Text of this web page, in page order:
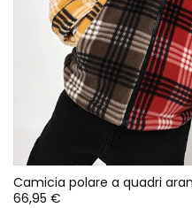
66,95 €